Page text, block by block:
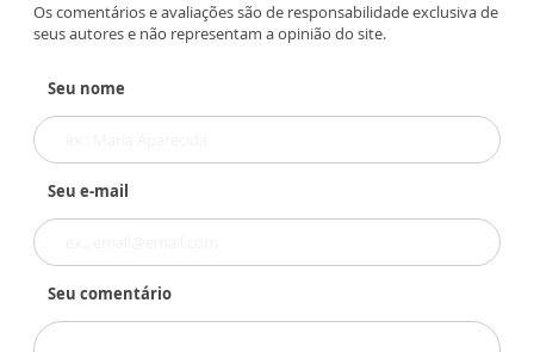
Os comentários e avaliações são de responsabilidade exclusiva de
seus autores e não representam a opinião do site.
Seu nome
Seu e-mail
Seu comentário